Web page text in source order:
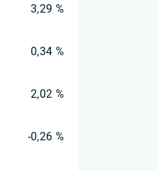
3,29 %
0,34 %
2,02 %
-0,26 %